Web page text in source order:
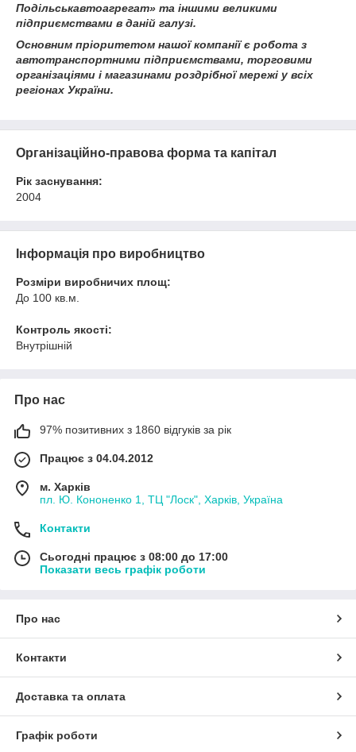
Подільськавтоагрегат» та іншими великими
підприємствами в даній галузі.
Основним пріоритетом нашої компанії є робота з
автотранспортними підприємствами, торговими
організаціями і магазинами роздрібної мережі у всіх
регіонах України.
Організаційно-правова форма та капітал
Рік заснування:
2004
Інформація про виробництво
Розміри виробничих площ:
До 100 кв.м.
Контроль якості:
Внутрішній
Про нас
97% позитивних з 1860 відгуків за рік
Працює з 04.04.2012
м. Харків
пл. Ю. Кононенко 1, ТЦ "Лоск", Харків, Україна
Контакти
Сьогодні працює з 08:00 до 17:00
Показати весь графік роботи
Про нас
Контакти
Доставка та оплата
Графік роботи